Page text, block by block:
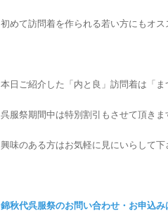
初めて訪問着を作られる若い方にもオス
本日ご紹介した「内と良」訪問着は「
呉服祭期間中は特別割引もさせて頂き
興味のある方はお気軽に見にいらして下
錦秋代呉服祭のお問い合わせ・お申込み